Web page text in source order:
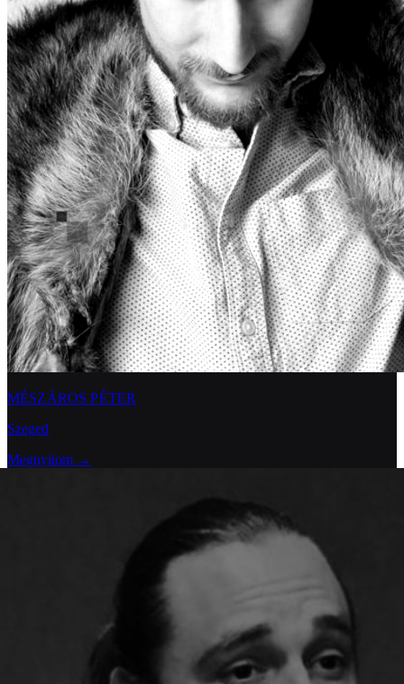
MÉSZÁROS PÉTER
Szeged
Megnyitom →